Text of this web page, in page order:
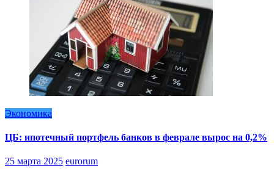
Экономика
ЦБ: ипотечный портфель банков в феврале вырос на 0,2%
25 марта 2025 eurorum